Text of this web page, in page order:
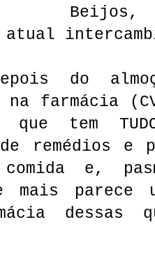
Beijos,
atual
do
farmácia
que tem
remédios e
e,
mais parece
dessas